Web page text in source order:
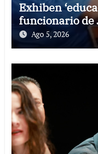
Exhiben
funcionario de
Ago 5, 2026